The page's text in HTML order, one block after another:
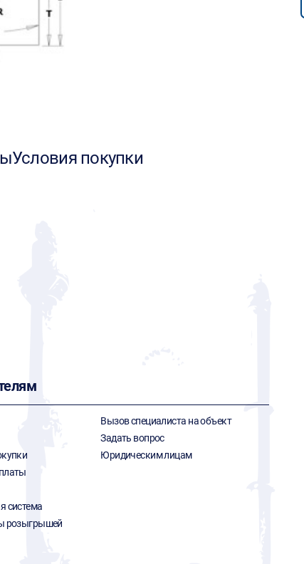
Условия покупки
система
розыгрышей
Вызов специалиста на объект
Задать вопрос
Юридическим лицам